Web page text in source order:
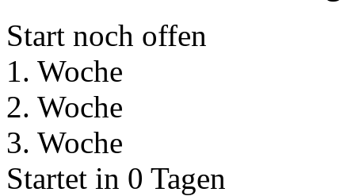
Start noch offen
1. Woche
2. Woche
3. Woche
Startet in 0 Tagen